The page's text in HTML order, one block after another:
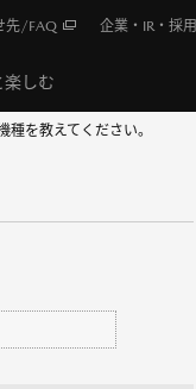
楽しむ
先/FAQ 企業・IR・採用
を教えてください。